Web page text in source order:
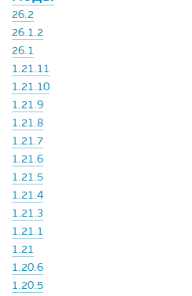
26.2
26.1.2
26.1
1.21.11
1.21.10
1.21.9
1.21.8
1.21.7
1.21.6
1.21.5
1.21.4
1.21.3
1.21.1
1.21
1.20.6
1.20.5